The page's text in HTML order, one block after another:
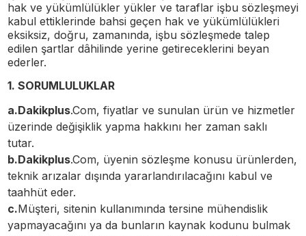
hak ve yükümlülükler yükler ve taraflar işbu sözleşmeyi
kabul ettiklerinde bahsi geçen hak ve yükümlülükleri
eksiksiz, doğru, zamanında, işbu sözleşmede talep
edilen şartlar dâhilinde yerine getireceklerini beyan
ederler.
1. SORUMLULUKLAR
a.Dakikplus.Com, fiyatlar ve sunulan ürün ve hizmetler
üzerinde değişiklik yapma hakkını her zaman saklı
tutar.
b.Dakikplus.Com, üyenin sözleşme konusu ürünlerden,
teknik arızalar dışında yararlandırılacağını kabul ve
taahhüt eder.
c.Müşteri, sitenin kullanımında tersine mühendislik
yapmayacağını ya da bunların kaynak kodunu bulmak